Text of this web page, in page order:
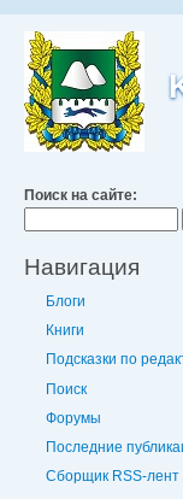
Поиск на сайте:
Навигация
Блоги
Книги
Подсказки по
Поиск
Форумы
Последние
Сборщик RSS-лент